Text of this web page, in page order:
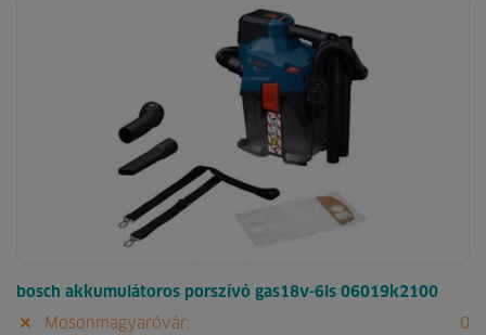
bosch akkumulátoros porszívó gas18v-6ls 06019k2100
Mosonmagyaróvár: 0